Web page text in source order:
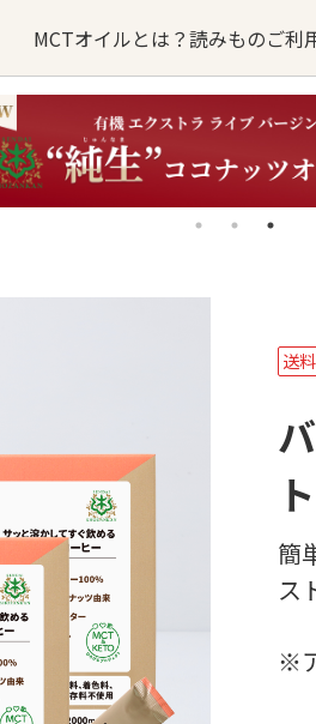
MCTオイルとは？
の
できるまで
読みもの
バターコーヒー
り組み
ご利
問 お問い合わせ
者様はこちら
送
簡
ス
※